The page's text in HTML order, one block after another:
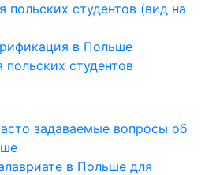
польских студентов (вид на
в Польше
студентов
задаваемые вопросы об
в Польше для